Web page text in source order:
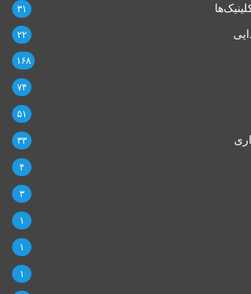
۳۱
۲۲
۱۶۸
۷۴
۵۱
۳۳
۴
۳
۱
۱
۱